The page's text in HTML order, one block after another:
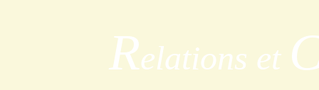
Relations et